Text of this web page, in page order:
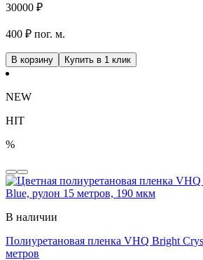
30000 ₽
400 ₽ пог. м.
В корзину Купить в 1 клик
NEW
HIT
%
В наличии
Полиуретановая пленка VHQ Bright
метров